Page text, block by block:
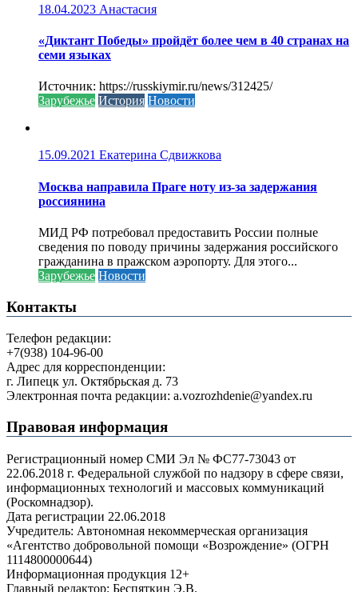
18.04.2023 Анастасия
«Диктант Победы» пройдёт более чем в 40 странах на
семи языках
Источник: https://russkiymir.ru/news/312425/
Зарубежье История Новости
15.09.2021 Екатерина Сдвижкова
Москва направила Праге ноту из-за задержания
россиянина
МИД РФ потребовал предоставить России полные
сведения по поводу причины задержания российского
гражданина в пражском аэропорту. Для этого...
Зарубежье Новости
Контакты
Телефон редакции:
+7(938) 104-96-00
Адрес для корреспонденции:
г. Липецк ул. Октябрьская д. 73
Электронная почта редакции: a.vozrozhdenie@yandex.ru
Правовая информация
Регистрационный номер СМИ Эл № ФС77-73043 от
22.06.2018 г. Федеральной службой по надзору в сфере связи,
информационных технологий и массовых коммуникаций
(Роскомнадзор).
Дата регистрации 22.06.2018
Учредитель: Автономная некоммерческая организация
«Агентство добровольной помощи «Возрождение» (ОГРН
1114800000644)
Информационная продукция 12+
Главный редактор: Беспяткин Э.В.